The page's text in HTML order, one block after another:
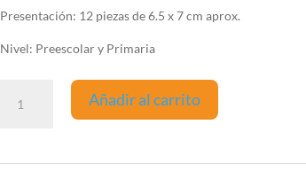
Presentación: 12 piezas de 6.5 x 7 cm aprox.
Nivel: Preescolar y Primaria
Bilingües
Añadir al carrito